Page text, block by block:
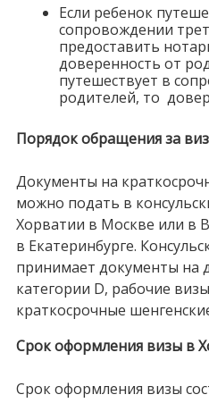
Если ребенок
сопровождении
предоставить
доверенность от
путешествует в
родителей, то
Порядок обращения за
Документы на
можно подать в
Хорватии в Москве или в
в Екатеринбурге.
принимает документы на
категории D, рабочие
краткосрочные
Срок оформления визы в
Срок оформления визы